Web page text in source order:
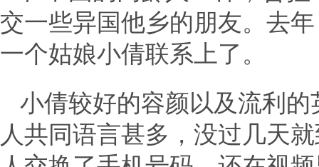
交一些异国他乡的朋友。去
一个姑娘小倩联系上了。
小倩较好的容颜以及流利
人共同语言甚多，没过几天